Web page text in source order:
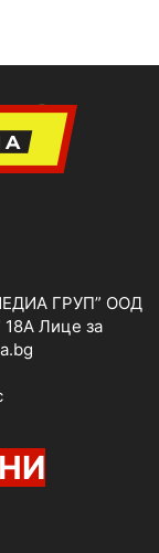
ГРУП” ООД
18А Лице за